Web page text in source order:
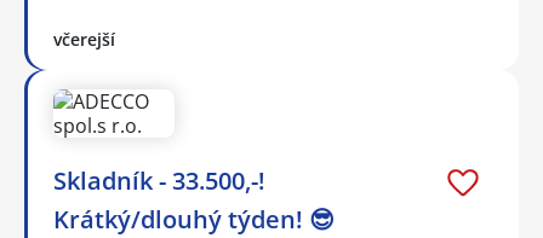
včerejší
Skladník - 33.500,-!
Krátký/dlouhý týden! 😎